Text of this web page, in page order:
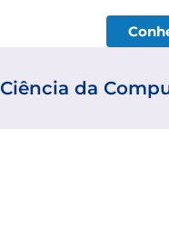
Ciência da